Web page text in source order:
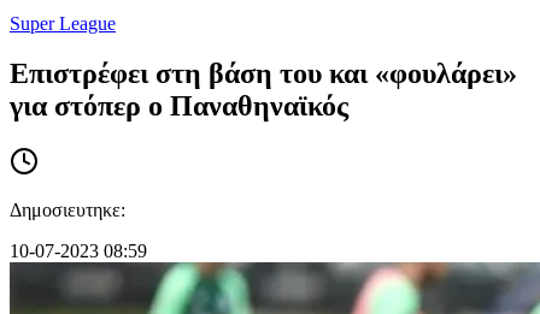
Super League
Επιστρέφει στη βάση του και «φουλάρει»
για στόπερ ο Παναθηναϊκός
Δημοσιευτηκε:
10-07-2023 08:59